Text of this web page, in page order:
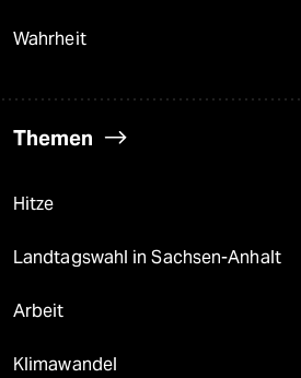
Wahrheit
Themen
Hitze
Landtagswahl in Sachsen-Anhalt
Arbeit
Klimawandel